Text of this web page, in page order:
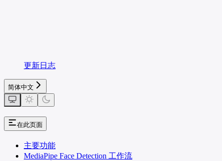
更新日志
简体中文
在此页面
主要功能
MediaPipe Face Detection 工作流